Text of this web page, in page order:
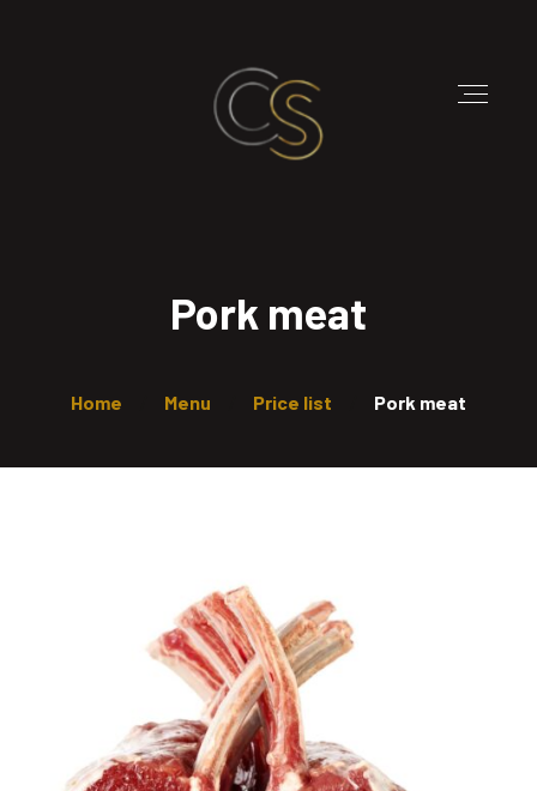
Pork meat
Home Menu Price list Pork meat